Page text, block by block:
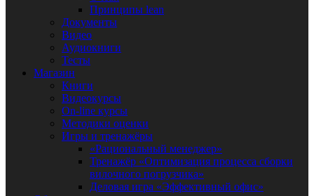
Принципы lean
Документы
Видео
Аудиокниги
Тесты
Магазин
Книги
Видеокурсы
On-line курсы
Методики оценки
Игры и тренажёры
«Рациональный менеджер»
Тренажёр «Оптимизация процесса сборки
вилочного погрузчика»
Деловая игра «Эффективный офис»